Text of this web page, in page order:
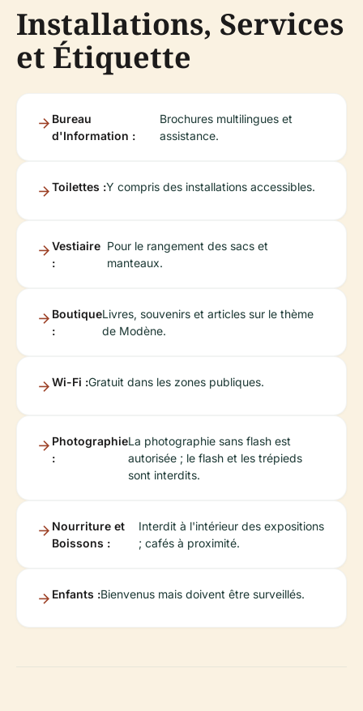
Installations, Services
et Étiquette
Bureau
d'Information :
Brochures multilingues et
assistance.
Toilettes :Y compris des installations accessibles.
Vestiaire
:
Pour le rangement des sacs et
manteaux.
Boutique
:
Livres, souvenirs et articles sur le thème
de Modène.
Wi-Fi :Gratuit dans les zones publiques.
Photographie
:
La photographie sans flash est
autorisée ; le flash et les trépieds
sont interdits.
Nourriture et
Boissons :
Interdit à l'intérieur des expositions
; cafés à proximité.
Enfants :Bienvenus mais doivent être surveillés.